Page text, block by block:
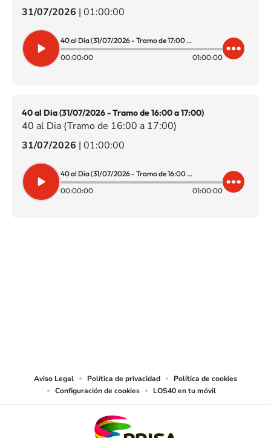
31/07/2026 | 01:00:00
40 al Dia (31/07/2026 - Tramo de 17:00 a 18:00)
00:00:00
01:00:00
40 al Dia (31/07/2026 - Tramo de 16:00 a 17:00)
40 al Dia (Tramo de 16:00 a 17:00)
31/07/2026 | 01:00:00
40 al Dia (31/07/2026 - Tramo de 16:00 a 17:00)
00:00:00
01:00:00
Aviso Legal Política de privacidad
Política de cookies
Configuración de cookies
LOS40 en tu móvil